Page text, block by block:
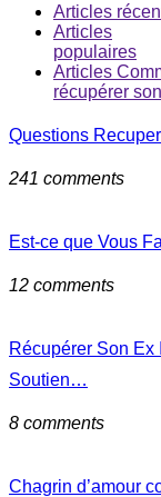
Articles
Articles
populaires
Articles
récupérer
Questions
241 comments
Est-ce que Vous
12 comments
Récupérer Son Ex
Soutien…
8 comments
Chagrin d’amour